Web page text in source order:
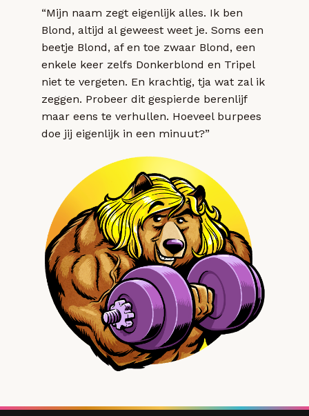
“Mijn naam zegt eigenlijk alles. Ik ben
Blond, altijd al geweest weet je. Soms een
beetje Blond, af en toe zwaar Blond, een
enkele keer zelfs Donkerblond en Tripel
niet te vergeten. En krachtig, tja wat zal ik
zeggen. Probeer dit gespierde berenlijf
maar eens te verhullen. Hoeveel burpees
doe jij eigenlijk in een minuut?”